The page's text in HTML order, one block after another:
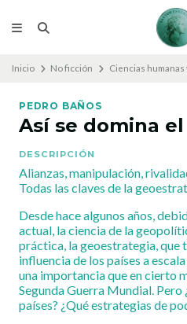
Inicio No ficción Ciencias humanas
PEDRO BAÑOS
Así se domina
DESCRIPCIÓN
Alianzas, manipulación,
Todas las claves de la
Desde hace algunos años,
actual, la ciencia de la
práctica, la geoestrategia, que
influencia de los países a
una importancia que en cierto
Segunda Guerra Mundial. Pero
países? ¿Qué estrategias de